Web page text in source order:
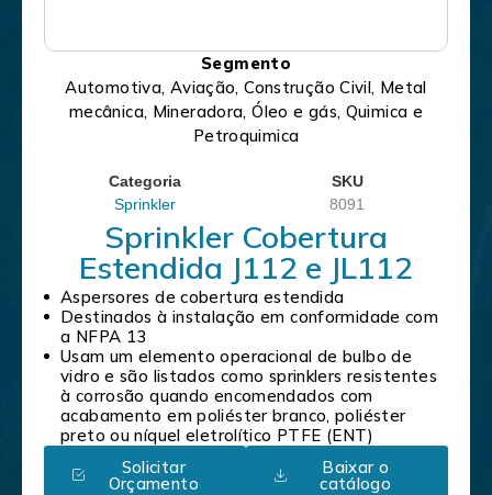
Segmento
Automotiva, Aviação, Construção Civil, Metal
mecânica, Mineradora, Óleo e gás, Quimica e
Petroquimica
Categoria
Sprinkler
SKU
8091
Sprinkler Cobertura
Estendida J112 e JL112
Aspersores de cobertura estendida
Destinados à instalação em conformidade com
a NFPA 13
Usam um elemento operacional de bulbo de
vidro e são listados como sprinklers resistentes
à corrosão quando encomendados com
acabamento em poliéster branco, poliéster
preto ou níquel eletrolítico PTFE (ENT)
Solicitar
Orçamento
Baixar o
catálogo